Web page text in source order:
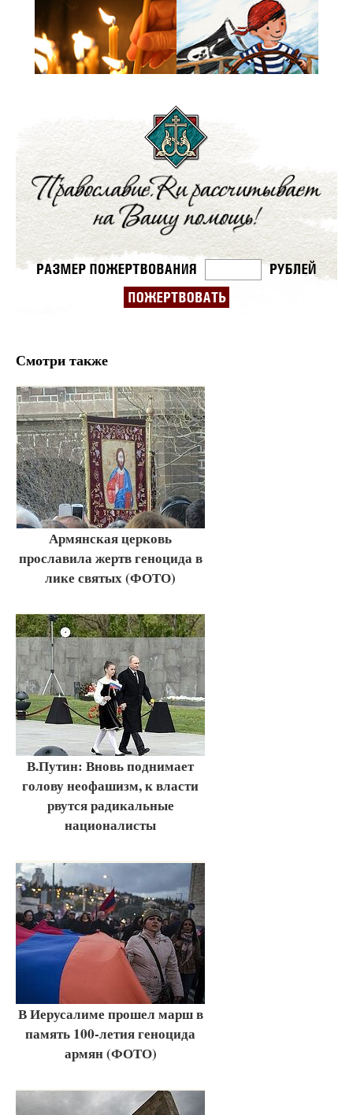
Смотри также
Армянская церковь
прославила жертв геноцида в
лике святых (ФОТО)
В.Путин: Вновь поднимает
голову неофашизм, к власти
рвутся радикальные
националисты
В Иерусалиме прошел марш в
память 100-летия геноцида
армян (ФОТО)